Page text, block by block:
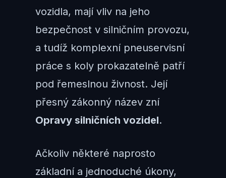
vozidla, mají vliv na jeho
bezpečnost v silničním provozu,
a tudíž komplexní pneuservisní
práce s koly prokazatelně patří
pod řemeslnou živnost. Její
přesný zákonný název zní
Opravy silničních vozidel.
Ačkoliv některé naprosto
základní a jednoduché úkony,